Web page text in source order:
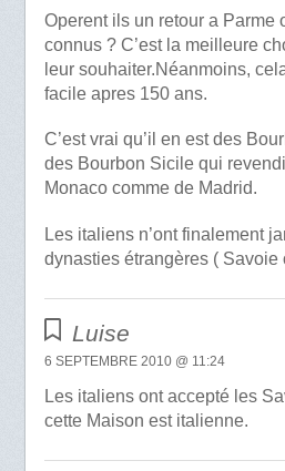
Operent ils un retour a Parme
connus ? C’est la meilleure
leur souhaiter.Néanmoins,
facile apres 150 ans.
C’est vrai qu’il en est des
des Bourbon Sicile qui
Monaco comme de Madrid.
Les italiens n’ont finalement
dynasties étrangères ( Savoie
Luise
6 SEPTEMBRE 2010 @ 11:24
Les italiens ont accepté les
cette Maison est italienne.